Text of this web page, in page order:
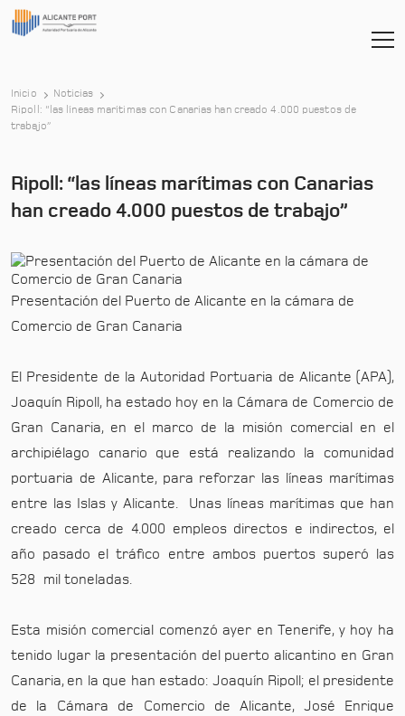
Inicio
Noticias
Ripoll: “las líneas marítimas con Canarias han creado 4.000 puestos de
trabajo”
Ripoll: “las líneas marítimas con Canarias
han creado 4.000 puestos de trabajo”
Presentación del Puerto de Alicante en la cámara de
Comercio de Gran Canaria
El Presidente de la Autoridad Portuaria de Alicante (APA),
Joaquín Ripoll, ha estado hoy en la Cámara de Comercio de
Gran Canaria, en el marco de la misión comercial en el
archipiélago canario que está realizando la comunidad
portuaria de Alicante, para reforzar las líneas marítimas
entre las Islas y Alicante. Unas líneas marítimas que han
creado cerca de 4.000 empleos directos e indirectos, el
año pasado el tráfico entre ambos puertos superó las
528 mil toneladas.
Esta misión comercial comenzó ayer en Tenerife, y hoy ha
tenido lugar la presentación del puerto alicantino en Gran
Canaria, en la que han estado: Joaquín Ripoll; el presidente
de la Cámara de Comercio de Alicante, José Enrique